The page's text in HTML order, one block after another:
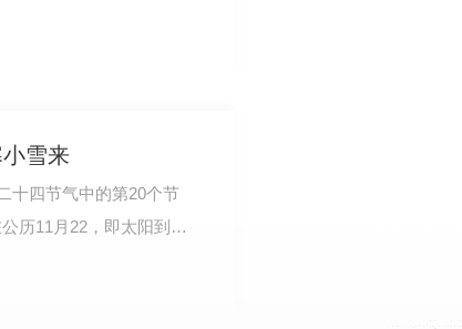
雪来
十四节气中的第20个节
历11月22，即太阳到达